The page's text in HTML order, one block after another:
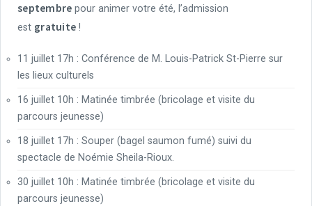
septembre pour animer votre été, l’admission
est gratuite !
11 juillet 17h : Conférence de M. Louis-Patrick St-Pierre sur
les lieux culturels
16 juillet 10h : Matinée timbrée (bricolage et visite du
parcours jeunesse)
18 juillet 17h : Souper (bagel saumon fumé) suivi du
spectacle de Noémie Sheila-Rioux.
30 juillet 10h : Matinée timbrée (bricolage et visite du
parcours jeunesse)